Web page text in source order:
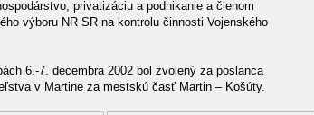
privatizáciu a podnikanie a členom
výboru NR SR na kontrolu činnosti Vojenského
6.-7. decembra 2002 bol zvolený za poslanca
v Martine za mestskú časť Martin – Košúty.